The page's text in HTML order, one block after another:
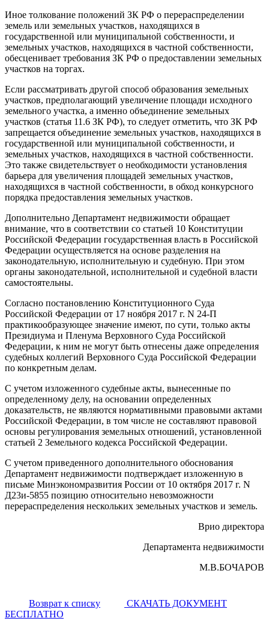
Иное толкование положений ЗК РФ о перераспределении
земель или земельных участков, находящихся в
государственной или муниципальной собственности, и
земельных участков, находящихся в частной собственности,
обесценивает требования ЗК РФ о предоставлении земельных
участков на торгах.
Если рассматривать другой способ образования земельных
участков, предполагающий увеличение площади исходного
земельного участка, а именно объединение земельных
участков (статья 11.6 ЗК РФ), то следует отметить, что ЗК РФ
запрещается объединение земельных участков, находящихся в
государственной или муниципальной собственности, и
земельных участков, находящихся в частной собственности.
Это также свидетельствует о необходимости установления
барьера для увеличения площадей земельных участков,
находящихся в частной собственности, в обход конкурсного
порядка предоставления земельных участков.
Дополнительно Департамент недвижимости обращает
внимание, что в соответствии со статьей 10 Конституции
Российской Федерации государственная власть в Российской
Федерации осуществляется на основе разделения на
законодательную, исполнительную и судебную. При этом
органы законодательной, исполнительной и судебной власти
самостоятельны.
Согласно постановлению Конституционного Суда
Российской Федерации от 17 ноября 2017 г. N 24-П
практикообразующее значение имеют, по сути, только акты
Президиума и Пленума Верховного Суда Российской
Федерации, к ним не могут быть отнесены даже определения
судебных коллегий Верховного Суда Российской Федерации
по конкретным делам.
С учетом изложенного судебные акты, вынесенные по
определенному делу, на основании определенных
доказательств, не являются нормативными правовыми актами
Российской Федерации, в том числе не составляют правовой
основы регулирования земельных отношений, установленной
статьей 2 Земельного кодекса Российской Федерации.
С учетом приведенного дополнительного обоснования
Департамент недвижимости подтверждает изложенную в
письме Минэкономразвития России от 10 октября 2017 г. N
Д23и-5855 позицию относительно невозможности
перераспределения нескольких земельных участков и земель.
Врио директора
Департамента недвижимости
М.В.БОЧАРОВ
Возврат к списку
СКАЧАТЬ ДОКУМЕНТ
БЕСПЛАТНО